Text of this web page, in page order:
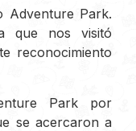
Adventure Park.
que nos visitó
reconocimiento
Park por
se acercaron a